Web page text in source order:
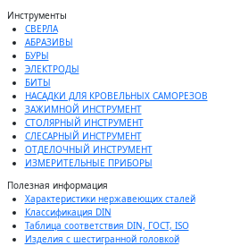
Инструменты
СВЕРЛА
АБРАЗИВЫ
БУРЫ
ЭЛЕКТРОДЫ
БИТЫ
НАСАДКИ ДЛЯ КРОВЕЛЬНЫХ САМОРЕЗОВ
ЗАЖИМНОЙ ИНСТРУМЕНТ
СТОЛЯРНЫЙ ИНСТРУМЕНТ
СЛЕСАРНЫЙ ИНСТРУМЕНТ
ОТДЕЛОЧНЫЙ ИНСТРУМЕНТ
ИЗМЕРИТЕЛЬНЫЕ ПРИБОРЫ
Полезная информация
Характеристики нержавеющих сталей
Классификация DIN
Таблица соответствия DIN, ГОСТ, ISO
Изделия с шестигранной головкой